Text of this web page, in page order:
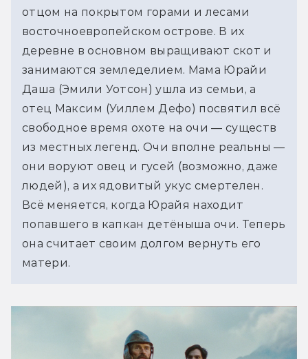
отцом на покрытом горами и лесами
восточноевропейском острове. В их
деревне в основном выращивают скот и
занимаются земледелием. Мама Юрайи
Даша (Эмили Уотсон) ушла из семьи, а
отец Максим (Уиллем Дефо) посвятил всё
свободное время охоте на очи — существ
из местных легенд. Очи вполне реальны —
они воруют овец и гусей (возможно, даже
людей), а их ядовитый укус смертелен.
Всё меняется, когда Юрайя находит
попавшего в капкан детёныша очи. Теперь
она считает своим долгом вернуть его
матери.